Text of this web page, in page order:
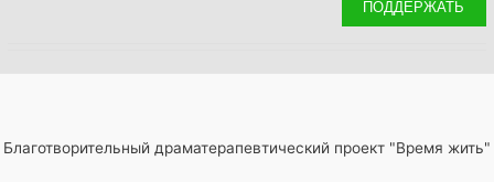
ПОДДЕРЖАТЬ
Благотворительный драматерапевтический проект "Время жить"